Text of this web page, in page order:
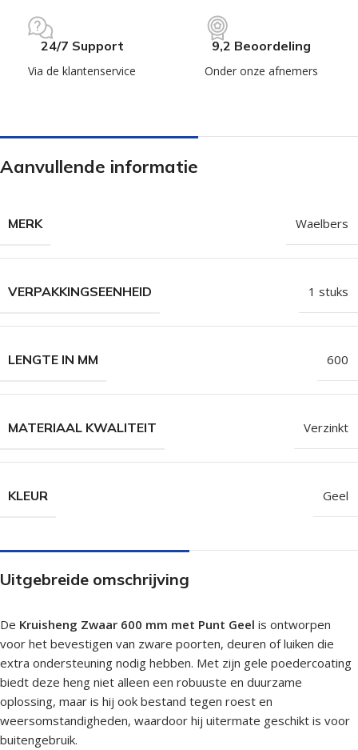
24/7 Support
Via de klantenservice
9,2 Beoordeling
Onder onze afnemers
Aanvullende informatie
MERK Waelbers
VERPAKKINGSEENHEID 1 stuks
LENGTE IN MM 600
MATERIAAL KWALITEIT Verzinkt
KLEUR Geel
Uitgebreide omschrijving
De Kruisheng Zwaar 600 mm met Punt Geel is ontworpen
voor het bevestigen van zware poorten, deuren of luiken die
extra ondersteuning nodig hebben. Met zijn gele poedercoating
biedt deze heng niet alleen een robuuste en duurzame
oplossing, maar is hij ook bestand tegen roest en
weersomstandigheden, waardoor hij uitermate geschikt is voor
buitengebruik.